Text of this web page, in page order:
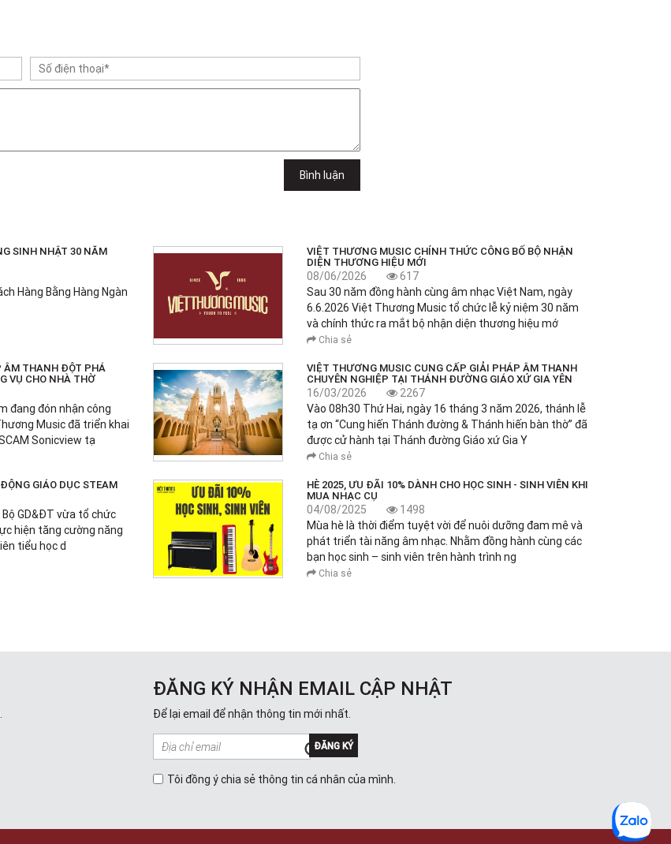
Bình luận
SINH NHẬT 30 NĂM
Hàng Bằng Hàng Ngàn
VIỆT THƯƠNG MUSIC CHÍNH THỨC CÔNG BỐ BỘ NHẬN
DIỆN THƯƠNG HIỆU MỚI
08/06/2026
617
Sau 30 năm đồng hành cùng âm nhạc Việt Nam, ngày
6.6.2026 Việt Thương Music tổ chức lễ kỷ niệm 30 năm
và chính thức ra mắt bộ nhận diện thương hiệu mớ
Chia sẻ
ÂM THANH ĐỘT PHÁ
VỤ CHO NHÀ THỜ
đang đón nhận công
Music đã triển khai
Sonicview tạ
VIỆT THƯƠNG MUSIC CUNG CẤP GIẢI PHÁP ÂM THANH
CHUYÊN NGHIỆP TẠI THÁNH ĐƯỜNG GIÁO XỨ GIA YÊN
16/03/2026
2267
Vào 08h30 Thứ Hai, ngày 16 tháng 3 năm 2026, thánh lễ
tạ ơn “Cung hiến Thánh đường & Thánh hiến bàn thờ” đã
được cử hành tại Thánh đường Giáo xứ Gia Y
Chia sẻ
GIÁO DỤC STEAM
GD&ĐT vừa tổ chức
hiện tăng cường năng
tiểu học d
HÈ 2025, ƯU ĐÃI 10% DÀNH CHO HỌC SINH - SINH VIÊN KHI
MUA NHẠC CỤ
04/08/2025
1498
Mùa hè là thời điểm tuyệt vời để nuôi dưỡng đam mê và
phát triển tài năng âm nhạc. Nhằm đồng hành cùng các
bạn học sinh – sinh viên trên hành trình ng
Chia sẻ
ĐĂNG KÝ NHẬN EMAIL CẬP NHẬT
Để lại email để nhận thông tin mới nhất.
ĐĂNG KÝ
Tôi đồng ý chia sẻ thông tin cá nhân của mình.